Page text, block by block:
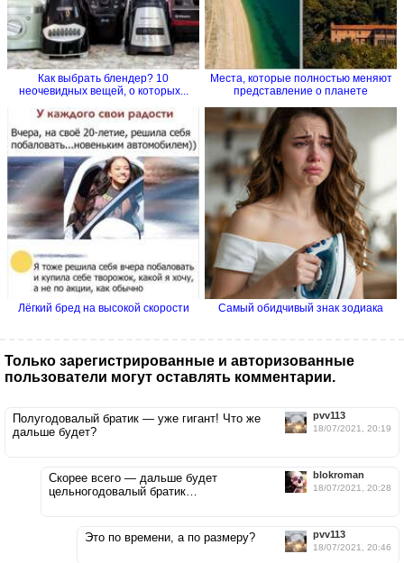
Как выбрать блендер? 10
неочевидных вещей, о которых...
Места, которые полностью меняют
представление о планете
Лёгкий бред на высокой скорости Самый обидчивый знак зодиака
Только зарегистрированные и авторизованные
пользователи могут оставлять комментарии.
pvv113
18/07/2021, 20:19
Полугодовалый братик — уже гигант! Что же
дальше будет?
blokroman
18/07/2021, 20:28
Скорее всего — дальше будет
цельногодовалый братик…
pvv113
18/07/2021, 20:46
Это по времени, а по размеру?